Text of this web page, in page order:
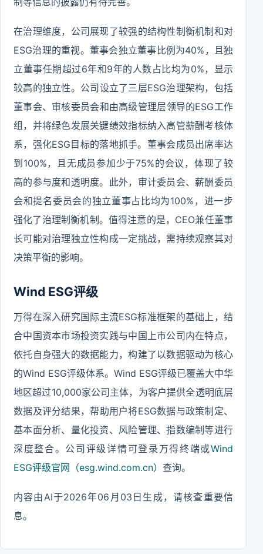
在治理维度，公司展现了较强的结构性制衡机制和对
ESG治理的重视。董事会独立董事比例为40%，且独
立董事任期超过6年和9年的人数占比均为0%，显示
较高的独立性。公司设立了三层ESG治理架构，包括
董事会、审核委员会和由高级管理层领导的ESG工作
组，并将绿色发展关键绩效指标纳入高管薪酬考核体
系，强化ESG目标的落地抓手。董事会成员出席率达
到100%，且无成员参加少于75%的会议，体现了较
高的参与度和透明度。此外，审计委员会、薪酬委员
会和提名委员会的独立董事占比均为100%，进一步
强化了治理制衡机制。值得注意的是，CEO兼任董事
长可能对治理独立性构成一定挑战，需持续观察其对
决策平衡的影响。
Wind ESG评级
万得在深入研究国际主流ESG标准框架的基础上，结
合中国资本市场投资实践与中国上市公司内在特点，
依托自身强大的数据能力，构建了以数据驱动为核心
的Wind ESG评级体系。Wind ESG评级已覆盖大中华
地区超过10,000家公司主体，为客户提供全透明底层
数据及评分结果，帮助用户将ESG数据与政策制定、
基本面分析、量化投资、风险管理、指数编制等进行
深度整合。公司评级详情可登录万得终端或Wind
ESG评级官网（esg.wind.com.cn） 查询。
内容由AI于2026年06月03日生成，请核查重要信
息。